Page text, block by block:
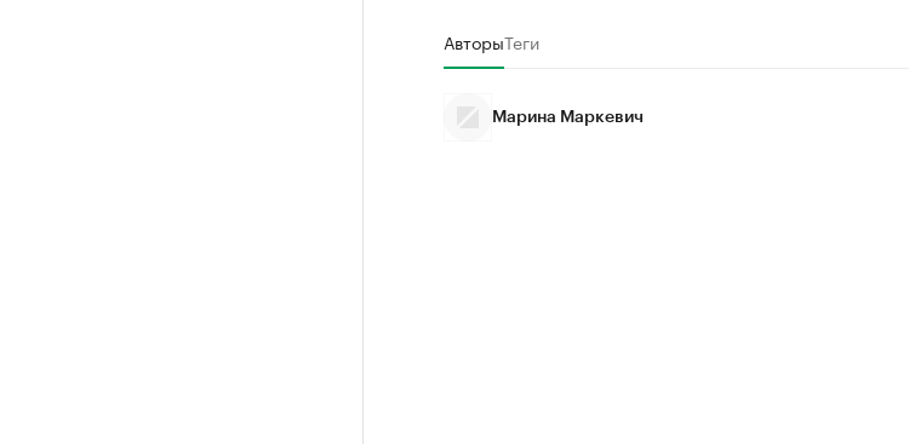
АвторыТеги
Марина Маркевич